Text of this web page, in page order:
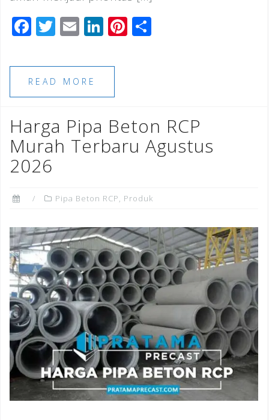
F
c
e
b
o
o
k
T
tt
e
r
E
ai
l
Li
k
dI
n
Pi
st
READ MORE
Harga Pipa Beton RCP
Murah Terbaru Agustus
2026
Pipa Beton RCP, Produk